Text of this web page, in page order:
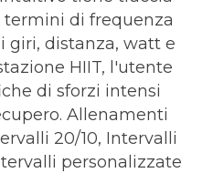
di frequenza
giri, distanza, watt e
HIIT, l'utente
di sforzi intensi
Allenamenti
20/10, Intervalli
personalizzate